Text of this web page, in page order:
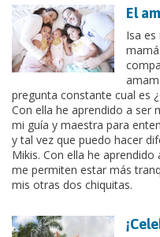
El
Isa
pregunta constante cual es
Con ella he aprendido a
mi guía y maestra para
y tal vez que puedo hacer
Mikis. Con ella he
me permiten estar más
mis otras dos chiquitas.